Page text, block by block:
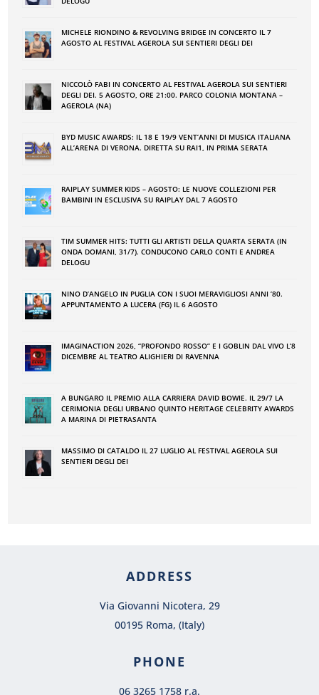
MICHELE RIONDINO & REVOLVING BRIDGE IN CONCERTO IL 7
AGOSTO AL FESTIVAL AGEROLA SUI SENTIERI DEGLI DEI
NICCOLÒ FABI IN CONCERTO AL FESTIVAL AGEROLA SUI SENTIERI
DEGLI DEI. 5 AGOSTO, ORE 21:00. PARCO COLONIA MONTANA –
AGEROLA (NA)
BYD MUSIC AWARDS: IL 18 E 19/9 VENT’ANNI DI MUSICA ITALIANA
ALL’ARENA DI VERONA. DIRETTA SU RAI1, IN PRIMA SERATA
RAIPLAY SUMMER KIDS – AGOSTO: LE NUOVE COLLEZIONI PER
BAMBINI IN ESCLUSIVA SU RAIPLAY DAL 7 AGOSTO
TIM SUMMER HITS: TUTTI GLI ARTISTI DELLA QUARTA SERATA (IN
ONDA DOMANI, 31/7). CONDUCONO CARLO CONTI E ANDREA
DELOGU
NINO DʼANGELO IN PUGLIA CON I SUOI MERAVIGLIOSI ANNI ʼ80.
APPUNTAMENTO A LUCERA (FG) IL 6 AGOSTO
IMAGINACTION 2026, “PROFONDO ROSSO” E I GOBLIN DAL VIVO L’8
DICEMBRE AL TEATRO ALIGHIERI DI RAVENNA
A BUNGARO IL PREMIO ALLA CARRIERA DAVID BOWIE. IL 29/7 LA
CERIMONIA DEGLI URBANO QUINTO HERITAGE CELEBRITY AWARDS
A MARINA DI PIETRASANTA
MASSIMO DI CATALDO IL 27 LUGLIO AL FESTIVAL AGEROLA SUI
SENTIERI DEGLI DEI
ADDRESS
Via Giovanni Nicotera, 29
00195 Roma, (Italy)
PHONE
06 3265 1758 r.a.